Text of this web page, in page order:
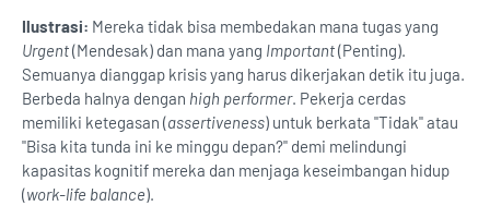
Ilustrasi: Mereka tidak bisa membedakan mana tugas yang
Urgent(Mendesak) dan mana yang Important(Penting).
Semuanya dianggap krisis yang harus dikerjakan detik itu juga.
Berbeda halnya dengan high performer. Pekerja cerdas
memiliki ketegasan (assertiveness) untuk berkata "Tidak" atau
"Bisa kita tunda ini ke minggu depan?" demi melindungi
kapasitas kognitif mereka dan menjaga keseimbangan hidup
(work-life balance).